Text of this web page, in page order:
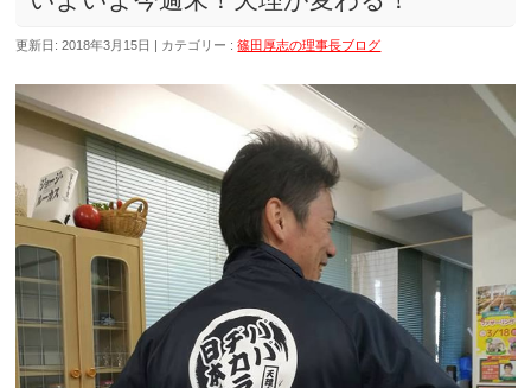
更新日: 2018年3月15日 カテゴリー :篠田厚志の理事長ブログ